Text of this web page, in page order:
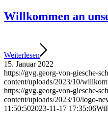
Willkommen an
Weiterlesen
15. Januar 2022
https://gvg.georg-von-giesche-
content/uploads/2023/10/
https://gvg.georg-von-giesche-
content/uploads/2023/10/logo-
11:50:502023-11-17 17:35:06